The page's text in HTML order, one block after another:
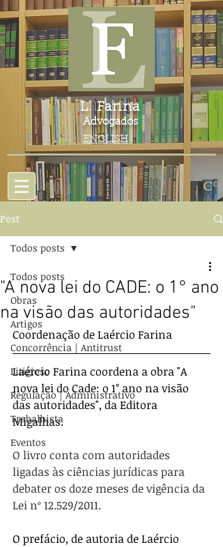
L. Farina
Advogados
ENGLISH
Post
Todos posts
Obras
Artigos
Concorrência | Antitrust
Litigioso
Regulação | Administrativo
Trabalhista
Eventos
Todos posts
"A nova lei do CADE: o 1° ano
na visão das autoridades"
Coordenação de Laércio Farina
Laércio Farina coordena a obra "A
nova lei do Cade: o 1° ano na visão
das autoridades", da Editora
Migalhas.
O livro conta com autoridades
ligadas às ciências jurídicas para
debater os doze meses de vigência da
Lei nº 12.529/2011.
O prefácio, de autoria de Laércio